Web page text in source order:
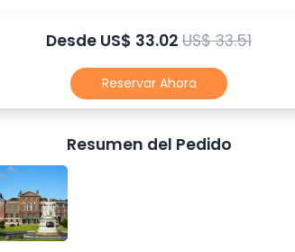
Desde US$ 33.02US$ 33.51
Reservar Ahora
Resumen del Pedido